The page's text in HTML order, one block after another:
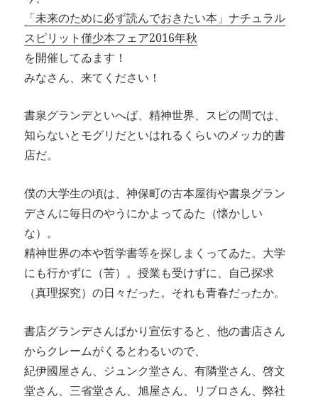
「未来のために必ず読んでおきたい本」ナチュラル
スピリット僅少本フェア2016年秋
を開催してゐます！
みなさん、来てください！
書泉グランデといへば、精神世界、スピの間では、
知らないとモグリだといはれるくらいのメッカ的書
店だ。
僕の大学生の頃は、神保町の古本屋街や書泉グラン
デさんに毎日のやうにかよってゐた（懐かしい
な）。
精神世界の本や哲学書等を探しまくってゐた。大学
にも行かずに（苦）。授業も受けずに、自己探求
（真理探究）の日々だった。それも青春だったか。
書店グランデさんばかり宣伝すると、他の書店さん
からクレームがくるとわるいので、
紀伊國屋さん、ジュンク堂さん、有隣堂さん、啓文
堂さん、三省堂さん、旭屋さん、リブロさん、弊社